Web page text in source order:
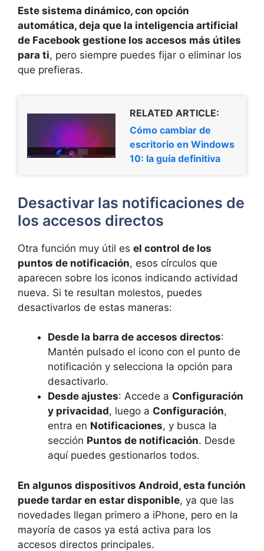
Este sistema dinámico, con opción
automática, deja que la inteligencia artificial
de Facebook gestione los accesos más útiles
para ti, pero siempre puedes fijar o eliminar los
que prefieras.
RELATED ARTICLE:
Cómo cambiar de
escritorio en Windows
10: la guía definitiva
Desactivar las notificaciones de
los accesos directos
Otra función muy útil es el control de los
puntos de notificación, esos círculos que
aparecen sobre los iconos indicando actividad
nueva. Si te resultan molestos, puedes
desactivarlos de estas maneras:
Desde la barra de accesos directos:
Mantén pulsado el icono con el punto de
notificación y selecciona la opción para
desactivarlo.
Desde ajustes: Accede a Configuración
y privacidad, luego a Configuración,
entra en Notificaciones, y busca la
sección Puntos de notificación. Desde
aquí puedes gestionarlos todos.
En algunos dispositivos Android, esta función
puede tardar en estar disponible, ya que las
novedades llegan primero a iPhone, pero en la
mayoría de casos ya está activa para los
accesos directos principales.